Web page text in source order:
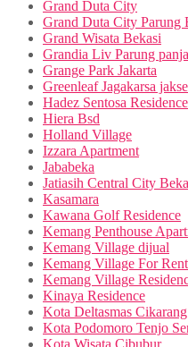
Grand Duta City
Grand Duta City Parung
Grand Wisata Bekasi
Grandia Liv Parung
Grange Park Jakarta
Greenleaf Jagakarsa
Hadez Sentosa
Hiera Bsd
Holland Village
Izzara Apartment
Jababeka
Jatiasih Central City
Kasamara
Kawana Golf Residence
Kemang Penthouse
Kemang Village dijual
Kemang Village For
Kemang Village
Kinaya Residence
Kota Deltasmas Cikarang
Kota Podomoro Tenjo